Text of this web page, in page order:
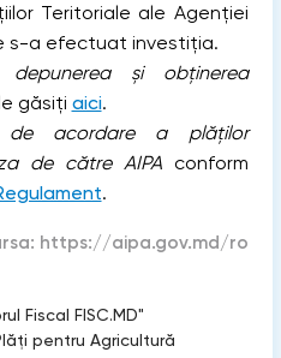
Teritoriale ale Agenției
s-a efectuat investiţia.
și obținerea
găsiți aici.
de acordare a plăților
de către AIPA conform
.
https://aipa.gov.md/ro
Fiscal FISC.MD"
pentru Agricultură